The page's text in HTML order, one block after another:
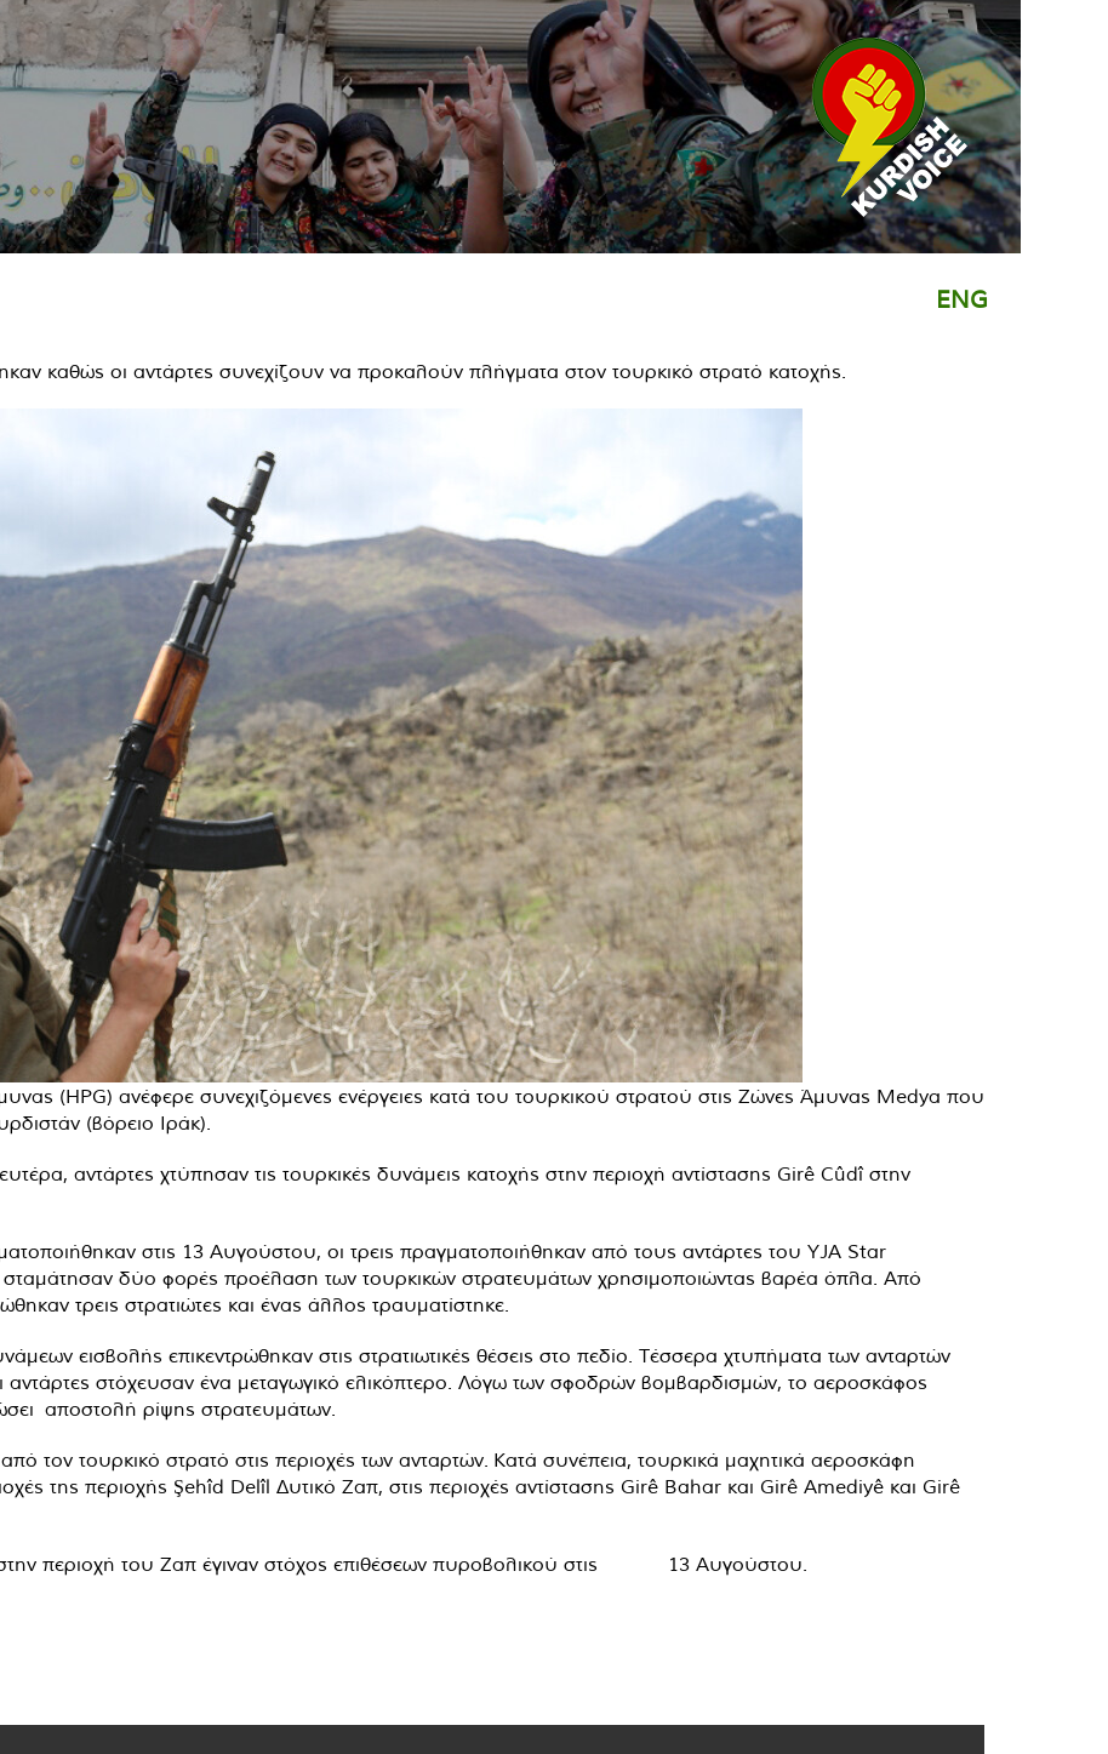
ENG
καθώς οι αντάρτες συνεχίζουν να προκαλούν πλήγματα στον τουρκικό στρατό κατοχής.
(HPG) ανέφερε συνεχιζόμενες ενέργειες κατά του τουρκικού στρατού στις Ζώνες Άμυνας Medya που
(βόρειο Ιράκ).
αντάρτες χτύπησαν τις τουρκικές δυνάμεις κατοχής στην περιοχή αντίστασης Girê Cûdî στην
στις 13 Αυγούστου, οι τρεις πραγματοποιήθηκαν από τους αντάρτες του YJA Star
σταμάτησαν δύο φορές προέλαση των τουρκικών στρατευμάτων χρησιμοποιώντας βαρέα όπλα. Από
τρεις στρατιώτες και ένας άλλος τραυματίστηκε.
εισβολής επικεντρώθηκαν στις στρατιωτικές θέσεις στο πεδίο. Τέσσερα χτυπήματα των ανταρτών
αντάρτες στόχευσαν ένα μεταγωγικό ελικόπτερο. Λόγω των σφοδρών βομβαρδισμών, το αεροσκάφος
αποστολή ρίψης στρατευμάτων.
τον τουρκικό στρατό στις περιοχές των ανταρτών. Κατά συνέπεια, τουρκικά μαχητικά αεροσκάφη
της περιοχής Şehîd Delîl Δυτικό Ζαπ, στις περιοχές αντίστασης Girê Bahar και Girê Amediyê και Girê
περιοχή του Ζαπ έγιναν στόχος επιθέσεων πυροβολικού στις 13 Αυγούστου.